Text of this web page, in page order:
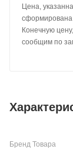
Цена,
сформирована
Конечную
сообщим по
Бренд Товара